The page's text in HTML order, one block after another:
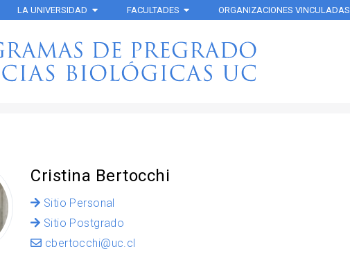
LA UNIVERSIDAD FACULTADES ORGANIZACIONES VINCULADAS
Cristina Bertocchi
Sitio Personal
Sitio Postgrado
cbertocchi@uc.cl